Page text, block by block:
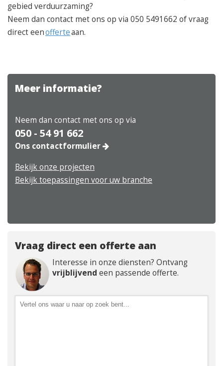
gebied verduurzaming?
Neem dan contact met ons op via 050 5491662 of vraag
direct eenofferteaan.
Meer informatie?
Neem dan contact met ons op via
050 - 54 91 662
Ons contactformulier
Bekijk onze projecten
Bekijk toepassingen voor uw branche
Vraag direct een offerte aan
Interesse in onze diensten? Ontvang
vrijblijvend een passende offerte.